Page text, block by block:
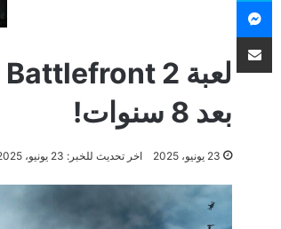
بعد 8 سنوات!
23 يونيو، 2025 اخر تحديث للخبر: 23 يونيو، 2025
مشاركة عبر البريد